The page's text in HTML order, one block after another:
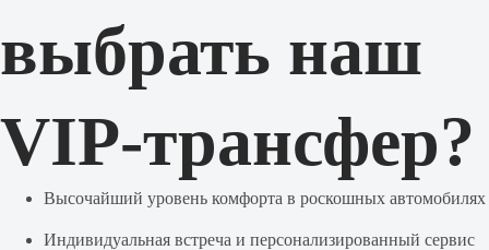
выбрать наш
VIP-трансфер?
Высочайший уровень комфорта в роскошных автомобилях
Индивидуальная встреча и персонализированный сервис